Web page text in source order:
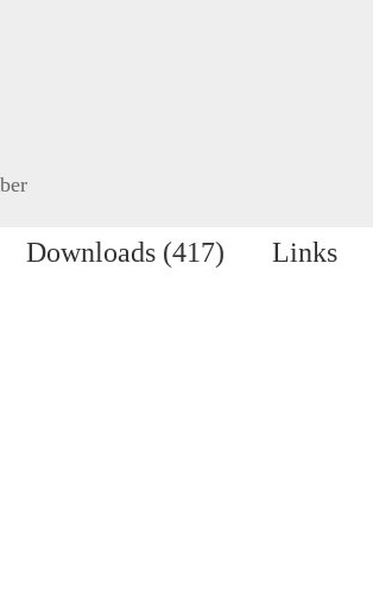
Downloads (417) Links